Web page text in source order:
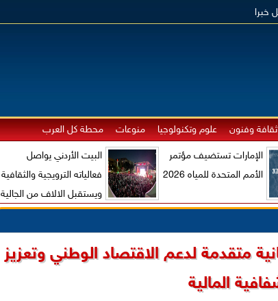
خبرا
ثقافة وفنون علوم وتكنولوجيا منوعات محطة كل العرب
الإمارات تستضيف مؤتمر
الأمم المتحدة للمياه 2026
البيت الأردني يواصل
فعالياته الترويجية والثقافية
ويستقبل الالاف من الجالية
متقدمة لدعم الاقتصاد الوطني وتعزيز
المالية